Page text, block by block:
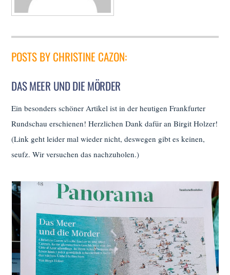
POSTS BY CHRISTINE CAZON:
DAS MEER UND DIE MÖRDER
Ein besonders schöner Artikel ist in der heutigen Frankfurter
Rundschau erschienen! Herzlichen Dank dafür an Birgit Holzer!
(Link geht leider mal wieder nicht, deswegen gibt es keinen,
seufz. Wir versuchen das nachzuholen.)